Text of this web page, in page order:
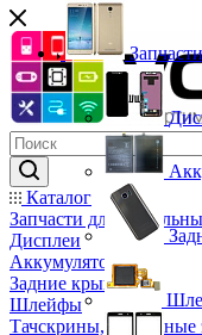
Каталог
Запчасти для
Дисплеи
Аккумуляторы
Задние крышки
Шлейфы
Тачскрины, сенсорные